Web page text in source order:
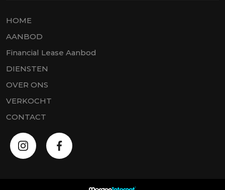
HOME
AANBOD
Financial Lease Aanbod
DIENSTEN
OVER ONS
VERKOCHT
CONTACT